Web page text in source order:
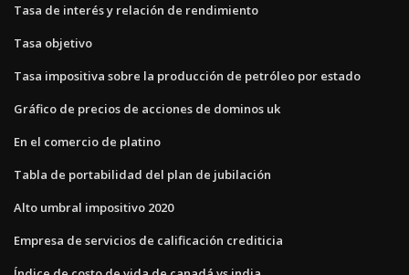
Tasa de interés y relación de rendimiento
Tasa objetivo
Tasa impositiva sobre la producción de petróleo por estado
Gráfico de precios de acciones de dominos uk
En el comercio de platino
Tabla de portabilidad del plan de jubilación
Alto umbral impositivo 2020
Empresa de servicios de calificación crediticia